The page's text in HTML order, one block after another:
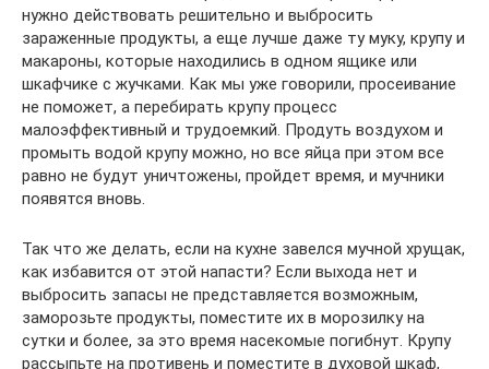
нужно действовать решительно и выбросить
зараженные продукты, а еще лучше даже ту муку, крупу и
макароны, которые находились в одном ящике или
шкафчике с жучками. Как мы уже говорили, просеивание
не поможет, а перебирать крупу процесс
малоэффективный и трудоемкий. Продуть воздухом и
промыть водой крупу можно, но все яйца при этом все
равно не будут уничтожены, пройдет время, и мучники
появятся вновь.
Так что же делать, если на кухне завелся мучной хрущак,
как избавится от этой напасти? Если выхода нет и
выбросить запасы не представляется возможным,
заморозьте продукты, поместите их в морозилку на
сутки и более, за это время насекомые погибнут. Крупу
рассыпьте на противень и поместите в духовой шкаф,